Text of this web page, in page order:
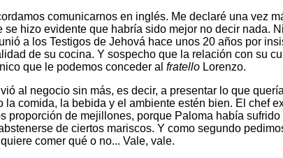
comunicarnos en inglés. Me declaré una vez
hizo evidente que habría sido mejor no decir nada.
a los Testigos de Jehová hace unos 20 años por
de su cocina. Y sospecho que la relación con su
que le podemos conceder al fratello Lorenzo.
al negocio sin más, es decir, a presentar lo que
comida, la bebida y el ambiente estén bien. El chef
de mejillones, porque Paloma había
de ciertos mariscos. Y como segundo
comer qué o no... Vale, vale.